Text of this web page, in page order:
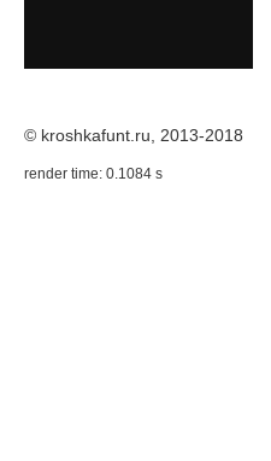
© kroshkafunt.ru, 2013-2018
render time: 0.1084 s